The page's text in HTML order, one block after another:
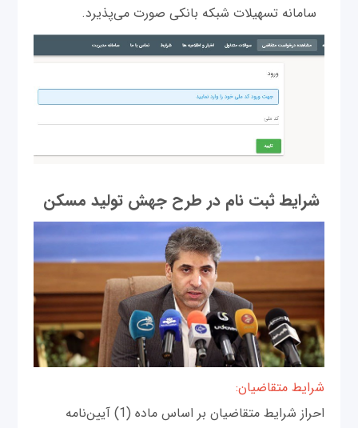
سامانه تسهيلات شبكه بانكی صورت می‌پذيرد.
شرایط ثبت نام در طرح جهش تولید مسکن
شرایط متقاضیان:
احراز شرایط متقاضیان بر اساس ماده (1) آیین‌نامه